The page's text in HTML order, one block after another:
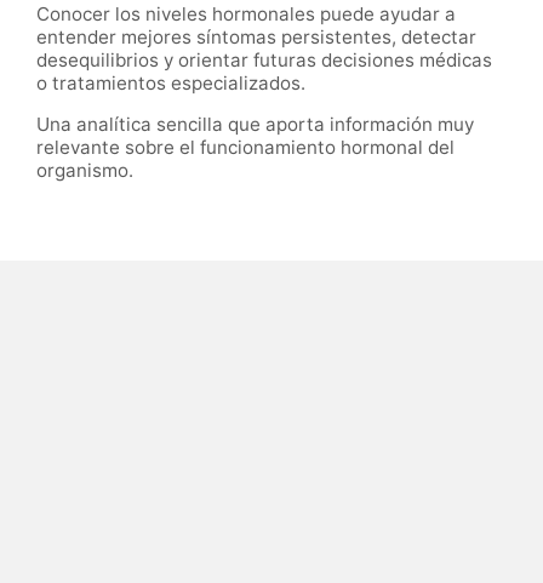
Conocer los niveles hormonales puede ayudar a
entender mejores síntomas persistentes, detectar
desequilibrios y orientar futuras decisiones médicas
o tratamientos especializados.
Una analítica sencilla que aporta información muy
relevante sobre el funcionamiento hormonal del
organismo.